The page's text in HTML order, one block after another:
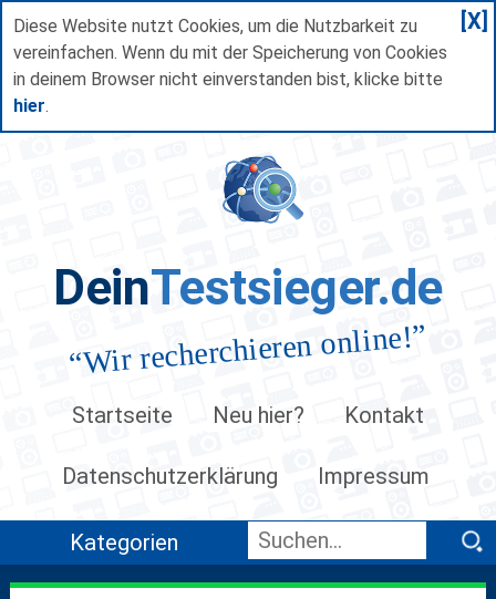
Diese Website nutzt Cookies, um die Nutzbarkeit zu
vereinfachen. Wenn du mit der Speicherung von Cookies
in deinem Browser nicht einverstanden bist, klicke bitte
hier.
[X]
DeinTestsieger.de
“Wir recherchieren online!”
Startseite Neu hier? Kontakt
Datenschutzerklärung Impressum
Kategorien